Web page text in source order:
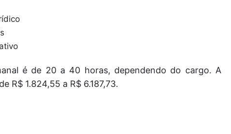
é de 20 a 40 horas, dependendo do cargo. A
R$ 1.824,55 a R$ 6.187,73.